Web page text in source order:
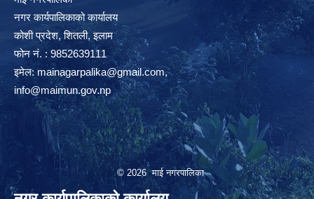
नगर कार्यपालिकाको कार्यालय
कोशी प्रदेश, शितली, इलाम
फोन नं. : 9852639111
इमेल:mainagarpalika@gmail.com,
info@maimun.gov.np
© 2026 माई नगरपालिका